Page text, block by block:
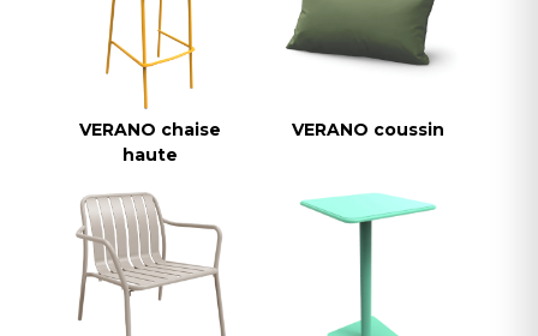
VERANO chaise
haute
VERANO coussin